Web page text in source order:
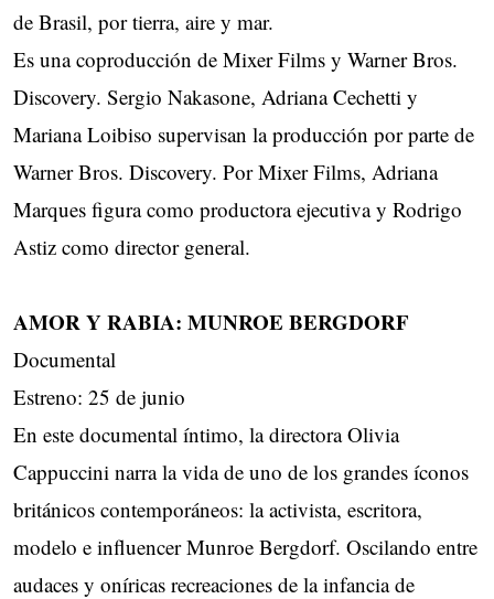
de Brasil, por tierra, aire y mar.
Es una coproducción de Mixer Films y Warner Bros.
Discovery. Sergio Nakasone, Adriana Cechetti y
Mariana Loibiso supervisan la producción por parte de
Warner Bros. Discovery. Por Mixer Films, Adriana
Marques figura como productora ejecutiva y Rodrigo
Astiz como director general.
AMOR Y RABIA: MUNROE BERGDORF
Documental
Estreno: 25 de junio
En este documental íntimo, la directora Olivia
Cappuccini narra la vida de uno de los grandes íconos
británicos contemporáneos: la activista, escritora,
modelo e influencer Munroe Bergdorf. Oscilando entre
audaces y oníricas recreaciones de la infancia de